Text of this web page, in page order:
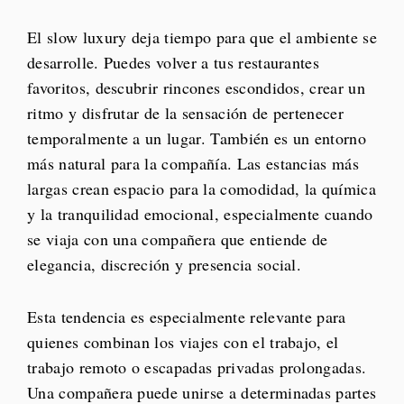
El slow luxury deja tiempo para que el ambiente se
desarrolle. Puedes volver a tus restaurantes
favoritos, descubrir rincones escondidos, crear un
ritmo y disfrutar de la sensación de pertenecer
temporalmente a un lugar. También es un entorno
más natural para la compañía. Las estancias más
largas crean espacio para la comodidad, la química
y la tranquilidad emocional, especialmente cuando
se viaja con una compañera que entiende de
elegancia, discreción y presencia social.
Esta tendencia es especialmente relevante para
quienes combinan los viajes con el trabajo, el
trabajo remoto o escapadas privadas prolongadas.
Una compañera puede unirse a determinadas partes